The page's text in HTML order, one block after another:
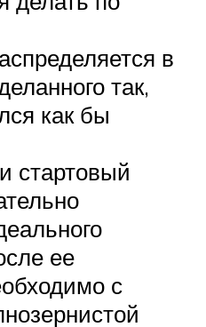
в
так,
как бы
стартовый
ее
с